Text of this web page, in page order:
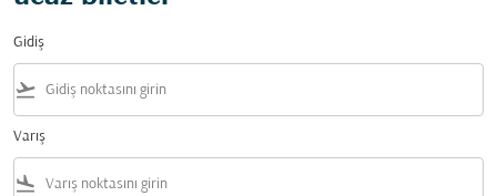
Gidiş
flight_takeoff
Varış
flight_land